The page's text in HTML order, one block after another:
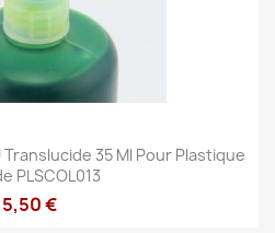
Translucide 35 Ml Pour Plastique
PLSCOL013
5,50 €